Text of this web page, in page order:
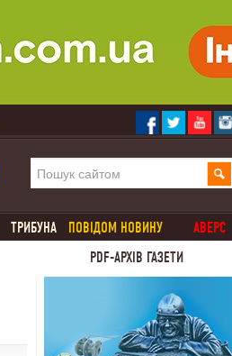
ТРИБУНА ПОВІДОМ НОВИНУ
АВЕРС
PDF-АРХІВ ГАЗЕТИ